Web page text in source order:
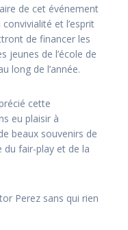
de cet événement
et l’esprit
de financer les
jeunes de l’école de
long de l’année.
cette
eu plaisir à
beaux souvenirs de
du fair-play et de la
Perez sans qui rien